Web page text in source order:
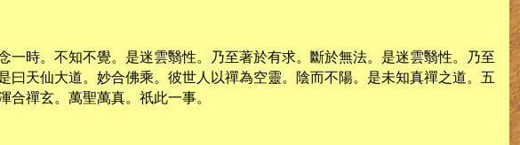
時。不知不覺。是迷雲翳性。乃至著於有求。斷於無法。是迷雲翳性。乃至
天仙大道。妙合佛乘。彼世人以禪為空靈。陰而不陽。是未知真禪之道。五
禪玄。萬聖萬真。祇此一事。